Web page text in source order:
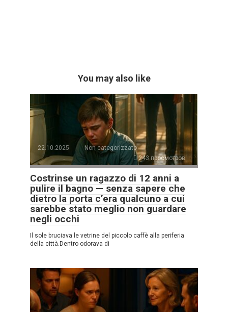
You may also like
22.10.2025
Non categorizzato
243 просмотров
Costrinse un ragazzo di 12 anni a
pulire il bagno — senza sapere che
dietro la porta c’era qualcuno a cui
sarebbe stato meglio non guardare
negli occhi
Il sole bruciava le vetrine del piccolo caffè alla periferia
della città.Dentro odorava di